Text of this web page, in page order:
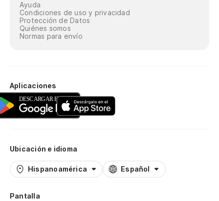
Ayuda
Condiciones de uso y privacidad
Protección de Datos
Quiénes somos
Normas para envío
Aplicaciones
Ubicación e idioma
Hispanoamérica Español
Pantalla